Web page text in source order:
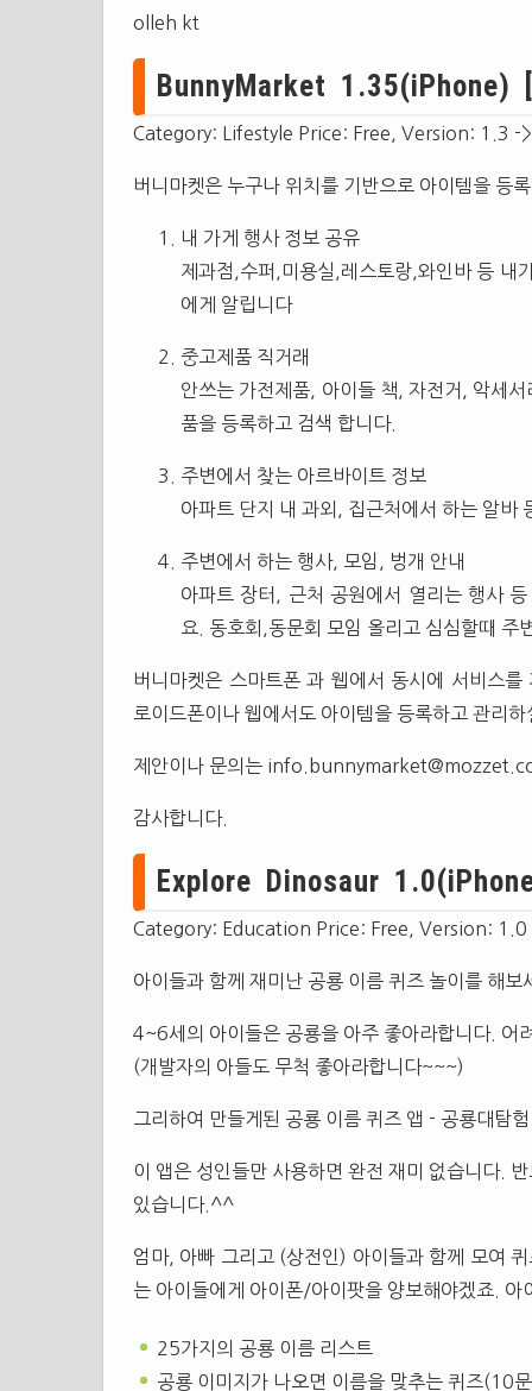
olleh kt
BunnyMarket 1.35(iPhone) [
Category: Lifestyle Price: Free, Version: 1.3 -
버니마켓은 누구나 위치를 기반으로 아이템을 등
내 가게 행사 정보 공유
제과점,수퍼,미용실,레스토랑,와인바 등 내
에게 알립니다
중고제품 직거래
안쓰는 가전제품, 아이들 책, 자전거, 악세
품을 등록하고 검색 합니다.
주변에서 찾는 아르바이트 정보
아파트 단지 내 과외, 집근처에서 하는 알바
주변에서 하는 행사, 모임, 벙개 안내
아파트 장터, 근처 공원에서 열리는 행사
요. 동호회,동문회 모임 올리고 심심할때 주
버니마켓은 스마트폰 과 웹에서 동시에 서비스
로이드폰이나 웹에서도 아이템을 등록하고 관리
제안이나 문의는
감사합니다.
Explore Dinosaur
Category: Education Price: Free, Version: 1.0
아이들과 함께 재미난 공룡 이름 퀴즈 놀이를 해보
4~6세의 아이들은 공룡을 아주 좋아라합니다. 어
(개발자의 아들도 무척 좋아라합니다~~~)
그리하여 만들게된 공룡 이름 퀴즈 앱 - 공룡대탐
이 앱은 성인들만 사용하면 완전 재미 없습니다.
있습니다.^^
엄마, 아빠 그리고 (상전인) 아이들과 함께 모여
는 아이들에게 아이폰/아이팟을 양보해야겠죠.
25가지의 공룡 이름 리스트
공룡 이미지가 나오면 이름을 맞추는 퀴즈(10